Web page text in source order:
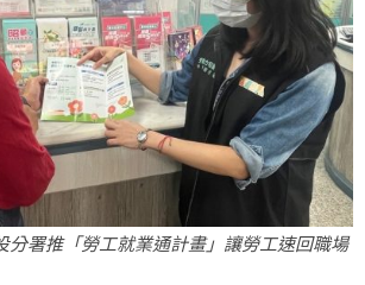
分署推「勞工就業通計畫」讓勞工速回職場